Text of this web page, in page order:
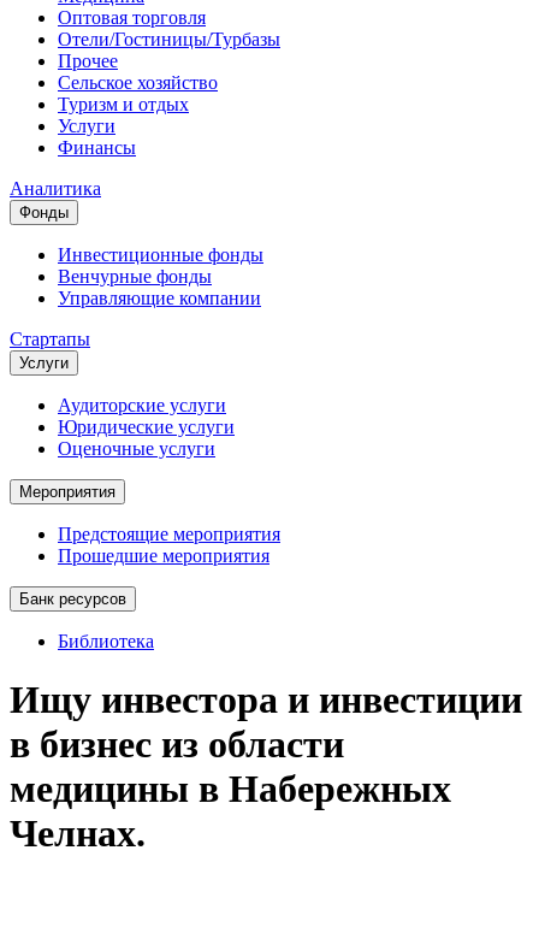
Оптовая торговля
Отели/Гостиницы/Турбазы
Прочее
Сельское хозяйство
Туризм и отдых
Услуги
Финансы
Аналитика
Фонды
Инвестиционные фонды
Венчурные фонды
Управляющие компании
Стартапы
Услуги
Аудиторские услуги
Юридические услуги
Оценочные услуги
Мероприятия
Предстоящие мероприятия
Прошедшие мероприятия
Банк ресурсов
Библиотека
Ищу инвестора и инвестиции
в бизнес из области
медицины в Набережных
Челнах.